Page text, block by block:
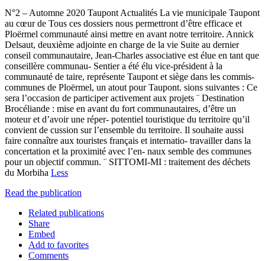
N°2 – Automne 2020 Taupont Actualités La vie municipale Taupont
au cœur de Tous ces dossiers nous permettront d’être efficace et
Ploërmel communauté ainsi mettre en avant notre territoire. Annick
Delsaut, deuxième adjointe en charge de la vie Suite au dernier
conseil communautaire, Jean-Charles associative est élue en tant que
conseillère communau- Sentier a été élu vice-président à la
communauté de taire, représente Taupont et siège dans les commis-
communes de Ploërmel, un atout pour Taupont. sions suivantes : Ce
sera l’occasion de participer activement aux projets ¨ Destination
Brocéliande : mise en avant du fort communautaires, d’être un
moteur et d’avoir une réper- potentiel touristique du territoire qu’il
convient de cussion sur l’ensemble du territoire. Il souhaite aussi
faire connaître aux touristes français et internatio- travailler dans la
concertation et la proximité avec l’en- naux semble des communes
pour un objectif commun. ¨ SITTOMI-MI : traitement des déchets
du Morbiha Less
Read the publication
Related publications
Share
Embed
Add to favorites
Comments